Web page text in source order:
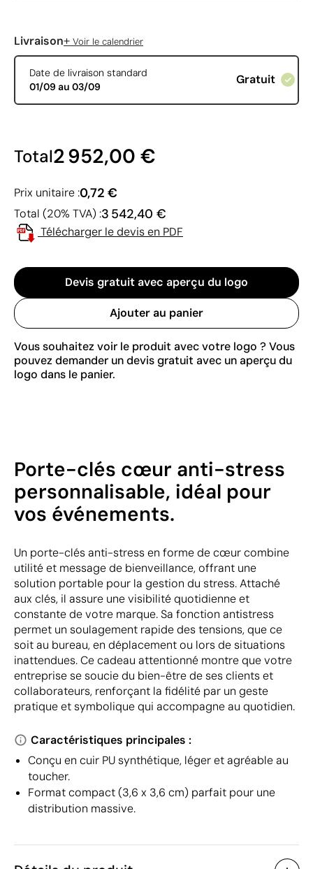
Livraison+ Voir le calendrier
Date de livraison standard
01/09 au 03/09
Gratuit
Total2 952,00 €
Prix unitaire :0,72 €
Total (20% TVA) :3 542,40 €
Télécharger le devis en PDF
Devis gratuit avec aperçu du logo
Ajouter au panier
Vous souhaitez voir le produit avec votre logo ? Vous
pouvez demander un devis gratuit avec un aperçu du
logo dans le panier.
Porte-clés cœur anti-stress
personnalisable, idéal pour
vos événements.
Un porte-clés anti-stress en forme de cœur combine
utilité et message de bienveillance, offrant une
solution portable pour la gestion du stress. Attaché
aux clés, il assure une visibilité quotidienne et
constante de votre marque. Sa fonction antistress
permet un soulagement rapide des tensions, que ce
soit au bureau, en déplacement ou lors de situations
inattendues. Ce cadeau attentionné montre que votre
entreprise se soucie du bien-être de ses clients et
collaborateurs, renforçant la fidélité par un geste
pratique et symbolique qui accompagne au quotidien.
Caractéristiques principales :
Conçu en cuir PU synthétique, léger et agréable au
toucher.
Format compact (3,6 x 3,6 cm) parfait pour une
distribution massive.